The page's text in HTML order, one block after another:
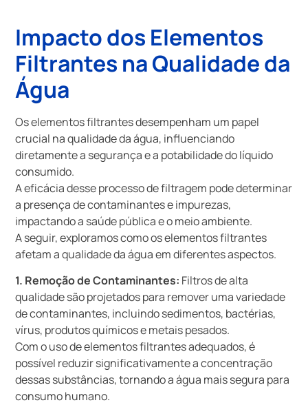
Impacto dos Elementos
Filtrantes na Qualidade da
Água
Os elementos filtrantes desempenham um papel
crucial na qualidade da água, influenciando
diretamente a segurança e a potabilidade do líquido
consumido.
A eficácia desse processo de filtragem pode determinar
a presença de contaminantes e impurezas,
impactando a saúde pública e o meio ambiente.
A seguir, exploramos como os elementos filtrantes
afetam a qualidade da água em diferentes aspectos.
1. Remoção de Contaminantes: Filtros de alta
qualidade são projetados para remover uma variedade
de contaminantes, incluindo sedimentos, bactérias,
vírus, produtos químicos e metais pesados.
Com o uso de elementos filtrantes adequados, é
possível reduzir significativamente a concentração
dessas substâncias, tornando a água mais segura para
consumo humano.